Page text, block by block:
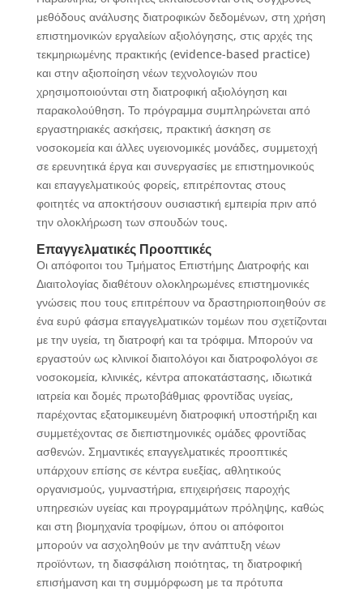
μεθόδους ανάλυσης διατροφικών δεδομένων, στη χρήση
επιστημονικών εργαλείων αξιολόγησης, στις αρχές της
τεκμηριωμένης πρακτικής (evidence-based practice)
και στην αξιοποίηση νέων τεχνολογιών που
χρησιμοποιούνται στη διατροφική αξιολόγηση και
παρακολούθηση. Το πρόγραμμα συμπληρώνεται από
εργαστηριακές ασκήσεις, πρακτική άσκηση σε
νοσοκομεία και άλλες υγειονομικές μονάδες, συμμετοχή
σε ερευνητικά έργα και συνεργασίες με επιστημονικούς
και επαγγελματικούς φορείς, επιτρέποντας στους
φοιτητές να αποκτήσουν ουσιαστική εμπειρία πριν από
την ολοκλήρωση των σπουδών τους.
Επαγγελματικές Προοπτικές
Οι απόφοιτοι του Τμήματος Επιστήμης Διατροφής και
Διαιτολογίας διαθέτουν ολοκληρωμένες επιστημονικές
γνώσεις που τους επιτρέπουν να δραστηριοποιηθούν σε
ένα ευρύ φάσμα επαγγελματικών τομέων που σχετίζονται
με την υγεία, τη διατροφή και τα τρόφιμα. Μπορούν να
εργαστούν ως κλινικοί διαιτολόγοι και διατροφολόγοι σε
νοσοκομεία, κλινικές, κέντρα αποκατάστασης, ιδιωτικά
ιατρεία και δομές πρωτοβάθμιας φροντίδας υγείας,
παρέχοντας εξατομικευμένη διατροφική υποστήριξη και
συμμετέχοντας σε διεπιστημονικές ομάδες φροντίδας
ασθενών. Σημαντικές επαγγελματικές προοπτικές
υπάρχουν επίσης σε κέντρα ευεξίας, αθλητικούς
οργανισμούς, γυμναστήρια, επιχειρήσεις παροχής
υπηρεσιών υγείας και προγραμμάτων πρόληψης, καθώς
και στη βιομηχανία τροφίμων, όπου οι απόφοιτοι
μπορούν να ασχοληθούν με την ανάπτυξη νέων
προϊόντων, τη διασφάλιση ποιότητας, τη διατροφική
επισήμανση και τη συμμόρφωση με τα πρότυπα